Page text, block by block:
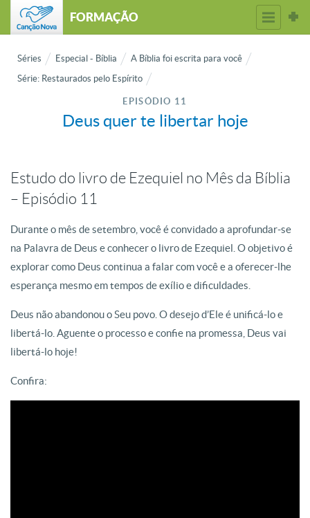
FORMAÇÃO
Séries Especial - Bíblia
A Bíblia foi escrita para você
Série: Restaurados pelo Espírito
EPISÓDIO 11
Deus quer te libertar hoje
Estudo do livro de Ezequiel no Mês da Bíblia
– Episódio 11
Durante o mês de setembro, você é convidado a aprofundar-se
na Palavra de Deus e conhecer o livro de Ezequiel. O objetivo é
explorar como Deus continua a falar com você e a oferecer-lhe
esperança mesmo em tempos de exílio e dificuldades.
Deus não abandonou o Seu povo. O desejo d’Ele é unificá-lo e
libertá-lo. Aguente o processo e confie na promessa, Deus vai
libertá-lo hoje!
Confira: